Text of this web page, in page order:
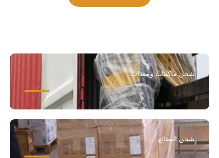
شحن ماكينات ومعدات
شحن البضائع